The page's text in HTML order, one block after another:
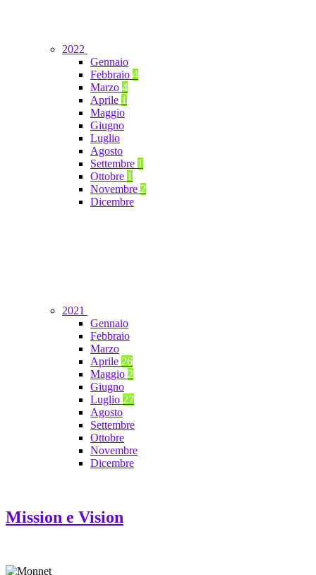
2022
Gennaio
Febbraio 4
Marzo 4
Aprile 1
Maggio
Giugno
Luglio
Agosto
Settembre 1
Ottobre 1
Novembre 2
Dicembre
2021
Gennaio
Febbraio
Marzo
Aprile 26
Maggio 2
Giugno
Luglio 27
Agosto
Settembre
Ottobre
Novembre
Dicembre
Mission e Vision